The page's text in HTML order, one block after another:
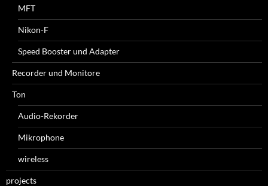
MFT
Nikon-F
Speed Booster und Adapter
Recorder und Monitore
Ton
Audio-Rekorder
Mikrophone
wireless
projects